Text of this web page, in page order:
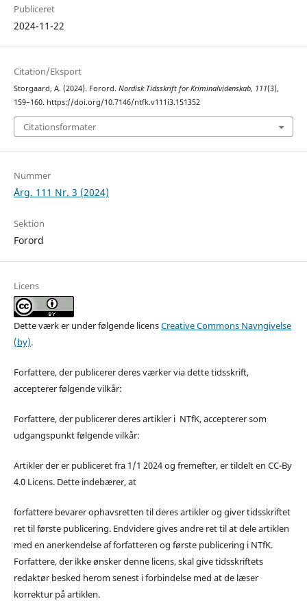
Publiceret
2024-11-22
Citation/Eksport
Storgaard, A. (2024). Forord. Nordisk Tidsskrift for Kriminalvidenskab, 111(3),
159–160. https://doi.org/10.7146/ntfk.v111i3.151352
Citationsformater
Nummer
Årg. 111 Nr. 3 (2024)
Sektion
Forord
Licens
Dette værk er under følgende licensCreative Commons Navngivelse
(by).
Forfattere, der publicerer deres værker via dette tidsskrift,
accepterer følgende vilkår:
Forfattere, der publicerer deres artikler i NTfK, accepterer som
udgangspunkt følgende vilkår:
Artikler der er publiceret fra 1/1 2024 og fremefter, er tildelt en CC-By
4.0 Licens. Dette indebærer, at
forfattere bevarer ophavsretten til deres artikler og giver tidsskriftet
ret til første publicering. Endvidere gives andre ret til at dele artiklen
med en anerkendelse af forfatteren og første publicering i NTfK.
Forfattere, der ikke ønsker denne licens, skal give tidsskriftets
redaktør besked herom senest i forbindelse med at de læser
korrektur på artiklen.